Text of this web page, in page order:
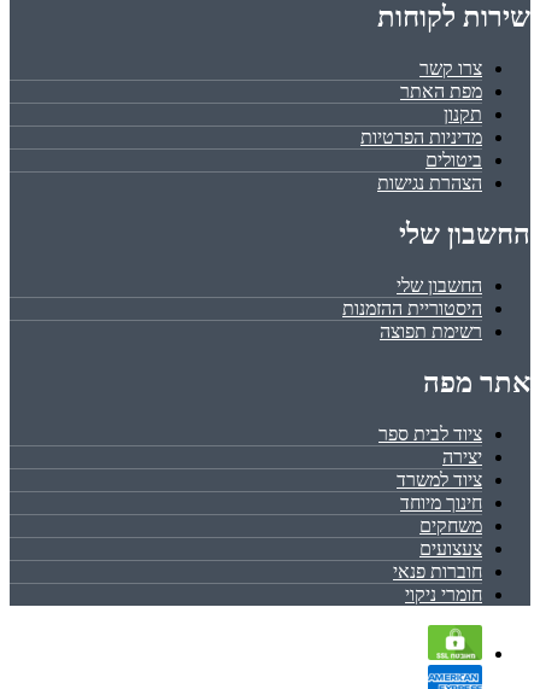
שירות לקוחות
צרו קשר
מפת האתר
תקנון
מדיניות הפרטיות
ביטולים
הצהרת נגישות
החשבון שלי
החשבון שלי
היסטוריית ההזמנות
רשימת תפוצה
אתר מפה
ציוד לבית ספר
יצירה
ציוד למשרד
חינוך מיוחד
משחקים
צעצועים
חוברות פנאי
חומרי ניקוי